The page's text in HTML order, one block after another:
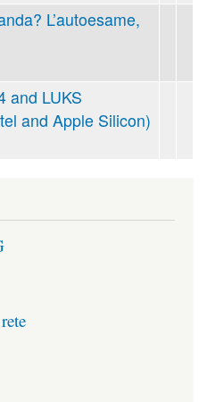
L’autoesame,
and LUKS
and Apple Silicon)